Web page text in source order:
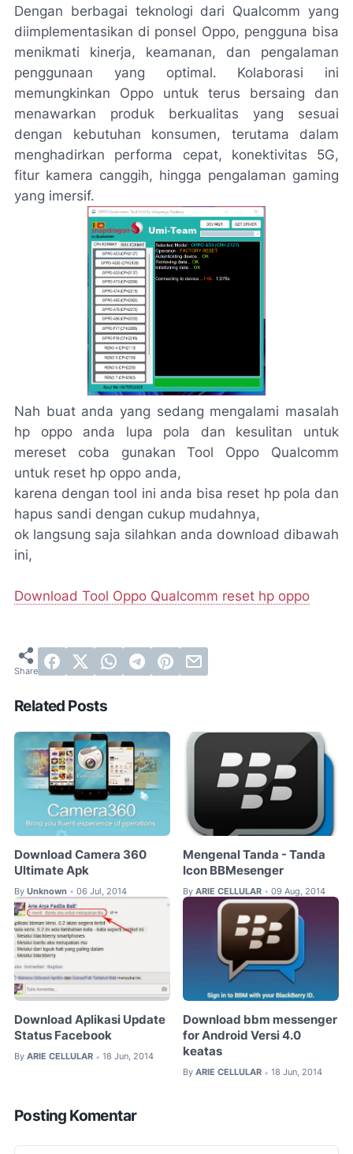
Dengan berbagai teknologi dari Qualcomm yang
diimplementasikan di ponsel Oppo, pengguna bisa
menikmati kinerja, keamanan, dan pengalaman
penggunaan yang optimal. Kolaborasi ini
memungkinkan Oppo untuk terus bersaing dan
menawarkan produk berkualitas yang sesuai
dengan kebutuhan konsumen, terutama dalam
menghadirkan performa cepat, konektivitas 5G,
fitur kamera canggih, hingga pengalaman gaming
yang imersif.
Nah buat anda yang sedang mengalami masalah
hp oppo anda lupa pola dan kesulitan untuk
mereset coba gunakan Tool Oppo Qualcomm
untuk reset hp oppo anda,
karena dengan tool ini anda bisa reset hp pola dan
hapus sandi dengan cukup mudahnya,
ok langsung saja silahkan anda download dibawah
ini,
Download Tool Oppo Qualcomm reset hp oppo
Related Posts
Download Camera 360
Ultimate Apk
By Unknown • 06 Jul, 2014
Mengenal Tanda - Tanda
Icon BBMesenger
By ARIE CELLULAR • 09 Aug, 2014
Download Aplikasi Update
Status Facebook
By ARIE CELLULAR • 18 Jun, 2014
Download bbm messenger
for Android Versi 4.0
keatas
By ARIE CELLULAR • 18 Jun, 2014
Posting Komentar